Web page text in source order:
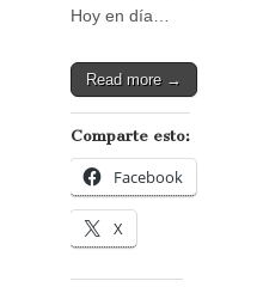
Hoy en día…
Read more →
Comparte esto:
Facebook
X